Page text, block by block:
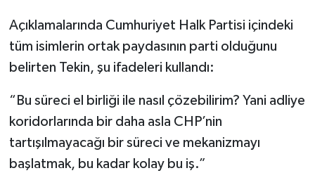
Açıklamalarında Cumhuriyet Halk Partisi içindeki
tüm isimlerin ortak paydasının parti olduğunu
belirten Tekin, şu ifadeleri kullandı:
“Bu süreci el birliği ile nasıl çözebilirim? Yani adliye
koridorlarında bir daha asla CHP’nin
tartışılmayacağı bir süreci ve mekanizmayı
başlatmak, bu kadar kolay bu iş.”